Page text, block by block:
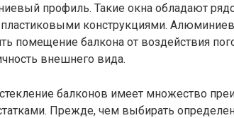
профиль. Такие окна обладают
конструкциями.
помещение балкона от воздействия
внешнего вида.
балконов имеет множество
Прежде, чем выбирать